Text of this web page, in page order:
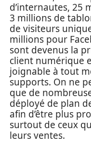
d’internautes, 25
3 millions de
de visiteurs
millions pour
sont devenus la
client numérique
joignable à tout
supports. On ne
que de
déployé de plan
afin d’être plus
surtout de ceux
leurs ventes.